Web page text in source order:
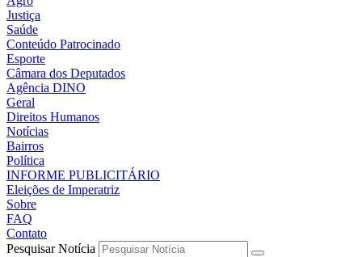
Justiça
Saúde
Conteúdo Patrocinado
Esporte
Câmara dos Deputados
Agência DINO
Geral
Direitos Humanos
Notícias
Bairros
Política
INFORME PUBLICITÁRIO
Eleições de Imperatriz
Sobre
FAQ
Contato
Pesquisar Notícia